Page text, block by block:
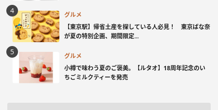
グルメ
【東京駅】帰省土産を探している人必見！ 東京ばな奈
が夏の特別企画、期間限定...
グルメ
小樽で味わう夏のご褒美。【ルタオ】18周年記念のい
ちごミルクティーを発売